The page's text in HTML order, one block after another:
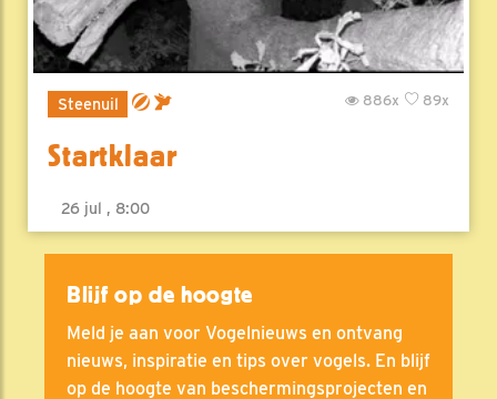
Steenuil 89x
886x
Startklaar
26 jul , 8:00
Blijf op de hoogte
Meld je aan voor Vogelnieuws en ontvang
nieuws, inspiratie en tips over vogels. En blijf
op de hoogte van beschermingsprojecten en